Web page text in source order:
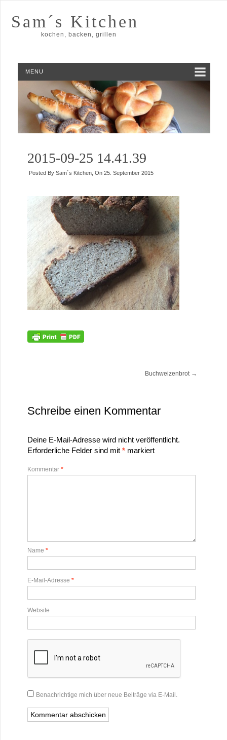
Sam´s Kitchen
kochen, backen, grillen
MENU
2015-09-25 14.41.39
Posted By Sam´s Kitchen, On 25. September 2015
Buchweizenbrot →
Schreibe einen Kommentar
Deine E-Mail-Adresse wird nicht veröffentlicht.
Erforderliche Felder sind mit *markiert
Kommentar *
Name *
E-Mail-Adresse *
Website
Benachrichtige mich über neue Beiträge via E-Mail.